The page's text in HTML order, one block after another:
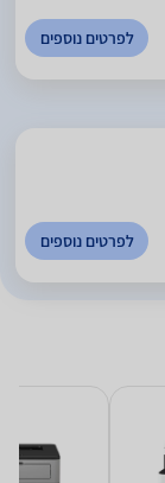
לפרטים נוספים
לפרטים נוספים